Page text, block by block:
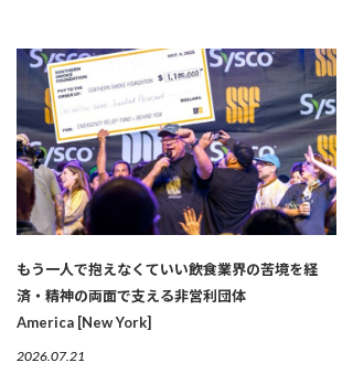
もう一人で抱えなくていい――飲食業界の苦境を経
済・精神の両面で支える非営利団体
America [New York]
2026.07.21